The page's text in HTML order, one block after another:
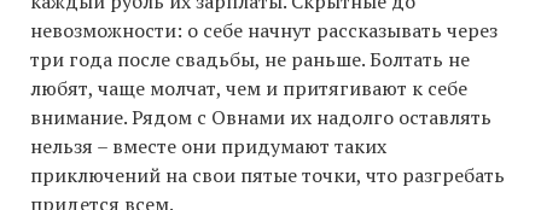
невозможности: о себе начнут рассказывать через
три года после свадьбы, не раньше. Болтать не
любят, чаще молчат, чем и притягивают к себе
внимание. Рядом с Овнами их надолго оставлять
нельзя – вместе они придумают таких
приключений на свои пятые точки, что разгребать
придется всем.